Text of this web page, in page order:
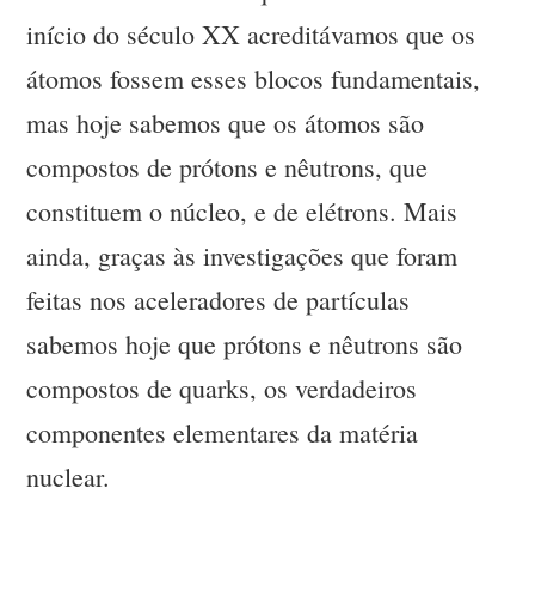
início do século XX acreditávamos que os
átomos fossem esses blocos fundamentais,
mas hoje sabemos que os átomos são
compostos de prótons e nêutrons, que
constituem o núcleo, e de elétrons. Mais
ainda, graças às investigações que foram
feitas nos aceleradores de partículas
sabemos hoje que prótons e nêutrons são
compostos de quarks, os verdadeiros
componentes elementares da matéria
nuclear.